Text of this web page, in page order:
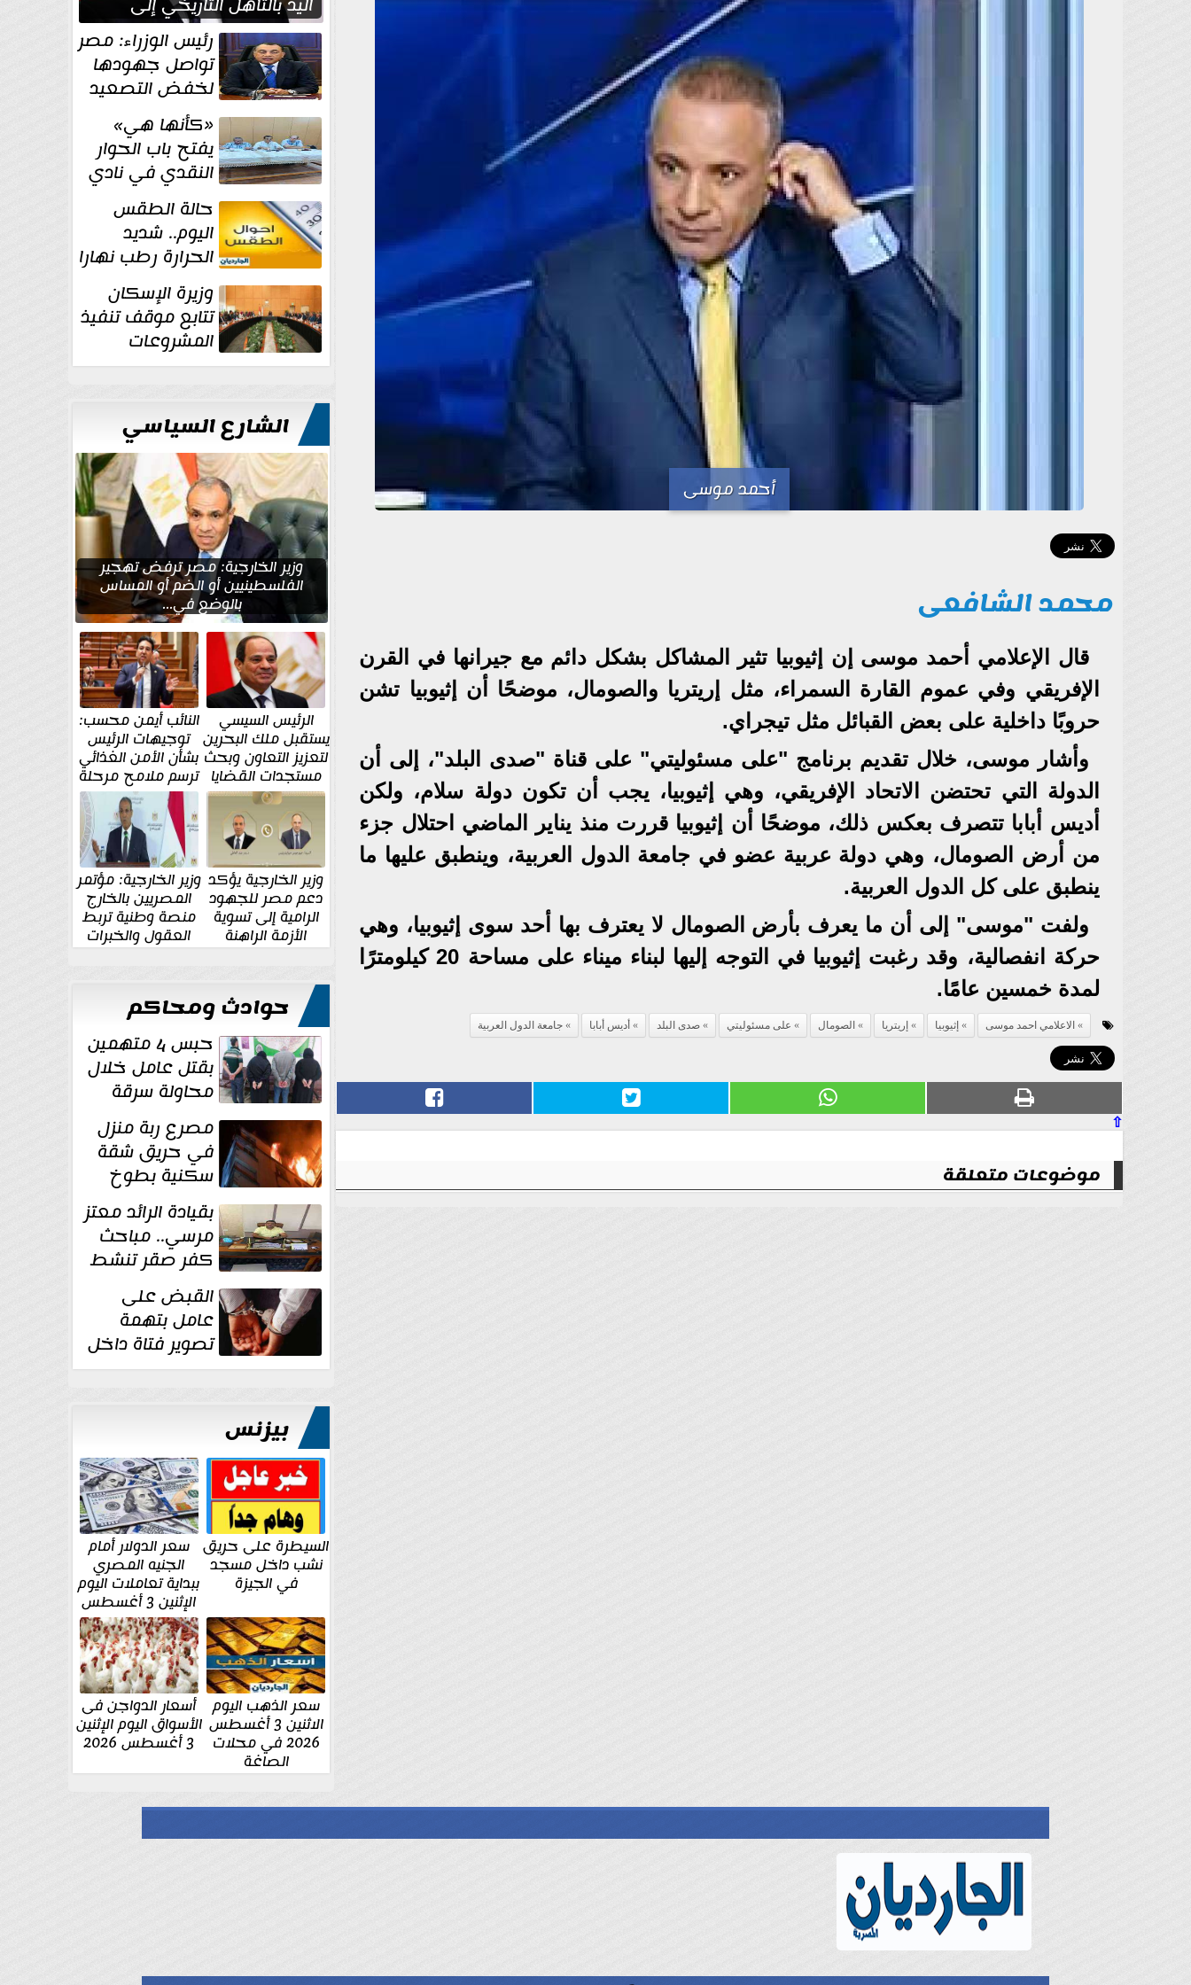
أحمد موسى
محمد الشافعى
قال الإعلامي أحمد موسى إن إثيوبيا تثير المشاكل بشكل دائم مع جيرانها في القرن
الإفريقي وفي عموم القارة السمراء، مثل إريتريا والصومال، موضحًا أن إثيوبيا تشن
حروبًا داخلية على بعض القبائل مثل تيجراي.
وأشار موسى، خلال تقديم برنامج "على مسئوليتي" على قناة "صدى البلد"، إلى أن
الدولة التي تحتضن الاتحاد الإفريقي، وهي إثيوبيا، يجب أن تكون دولة سلام، ولكن
أديس أبابا تتصرف بعكس ذلك، موضحًا أن إثيوبيا قررت منذ يناير الماضي احتلال جزء
من أرض الصومال، وهي دولة عربية عضو في جامعة الدول العربية، وينطبق عليها ما
ينطبق على كل الدول العربية.
ولفت "موسى" إلى أن ما يعرف بأرض الصومال لا يعترف بها أحد سوى إثيوبيا، وهي
حركة انفصالية، وقد رغبت إثيوبيا في التوجه إليها لبناء ميناء على مساحة 20 كيلومترًا
لمدة خمسين عامًا.
الاعلامي احمد موسى إثيوبيا إريتريا الصومال على مسئوليتي صدى البلد أديس أبابا جامعة الدول العربية
⇧
موضوعات متعلقة
نصف نهائي كأس العالم
رئيس الوزراء: مصر
تواصل جهودها
لخفض التصعيد
والحفاظ على
الاستقرار الإقليمي«كأنها هي»
يفتح باب الحوار
النقدي في نادي
أدب مصر الجديدة
حالة الطقس
اليوم.. شديد
الحرارة رطب نهارا
مائل للحرارة رطب
ليلا.. و... وزيرة الإسكان
تتابع موقف تنفيذ
المشروعات
والخطة
للتعميرالشارع السياسي
وزير الخارجية: مصر ترفض تهجير
الفلسطينيين أو الضم أو المساس
بالوضع في...
الرئيس السيسي
يستقبل ملك البحرين
لتعزيز التعاون وبحث
مستجدات القضايا
الإقليمية والدولية
النائب أيمن محسب:
توجيهات الرئيس
بشأن الأمن الغذائي
ترسم ملامح مرحلة
جديدة
وزير الخارجية يؤكد
دعم مصر للجهود
الرامية إلى تسوية
الأزمة الراهنة
وزير الخارجية: مؤتمر
المصريين بالخارج
منصة وطنية تربط
العقول والخبرات
المصرية بالدولة
حوادث ومحاكم
حبس 4 متهمين
بقتل عامل خلال
محاولة سرقة
دراجة نارية في
المنوفية مصرع ربة منزل
في حريق شقة
سكنية بطوخ
بقيادة الرائد معتز
مرسي.. مباحث
كفر صقر تنشط
بقوة وتوجه
ضربات أمنية... القبض على
عامل بتهمة
تصوير فتاة داخل
غرفة تغيير
بيزنس
السيطرة على حريق
نشب داخل مسجد
في الجيزة
سعر الدولار أمام
الجنيه المصري
ببداية تعاملات اليوم
الإثنين 3 أغسطس
سعر الذهب اليوم
الاثنين 3 أغسطس
2026 في محلات
الصاغة
أسعار الدواجن فى
الأسواق اليوم الإثنين
3 أغسطس 2026